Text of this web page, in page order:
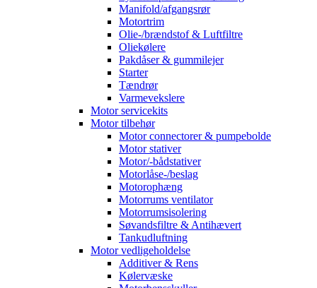
Manifold/afgangsrør
Motortrim
Olie-/brændstof & Luftfiltre
Oliekølere
Pakdåser & gummilejer
Starter
Tændrør
Varmevekslere
Motor servicekits
Motor tilbehør
Motor connectorer & pumpebolde
Motor stativer
Motor/-bådstativer
Motorlåse-/beslag
Motorophæng
Motorrums ventilator
Motorrumsisolering
Søvandsfiltre & Antihævert
Tankudluftning
Motor vedligeholdelse
Additiver & Rens
Kølervæske